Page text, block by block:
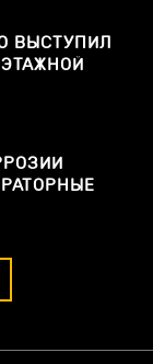
ВЫСТУПИЛ